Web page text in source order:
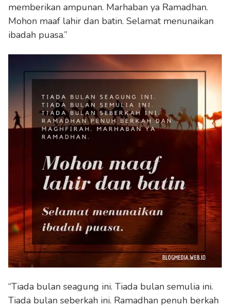
memberikan ampunan. Marhaban ya Ramadhan.
Mohon maaf lahir dan batin. Selamat menunaikan
ibadah puasa.”
“Tiada bulan seagung ini. Tiada bulan semulia ini.
Tiada bulan seberkah ini. Ramadhan penuh berkah